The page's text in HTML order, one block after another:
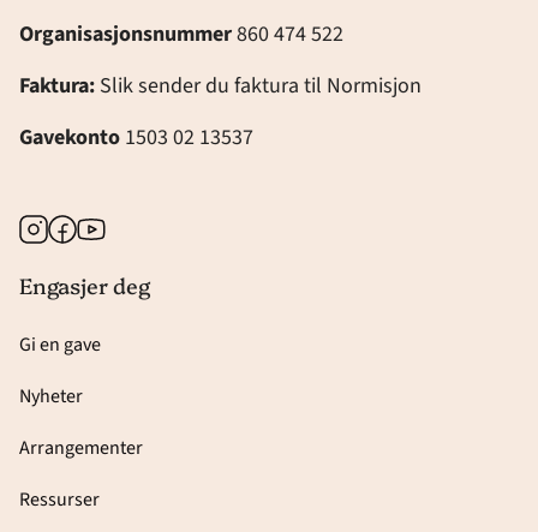
Organisasjonsnummer860 474 522
Faktura: Slik sender du faktura til Normisjon
Gavekonto 1503 02 13537
Instagram
Facebook
Youtube
Engasjer deg
Gi en gave
Nyheter
Arrangementer
Ressurser